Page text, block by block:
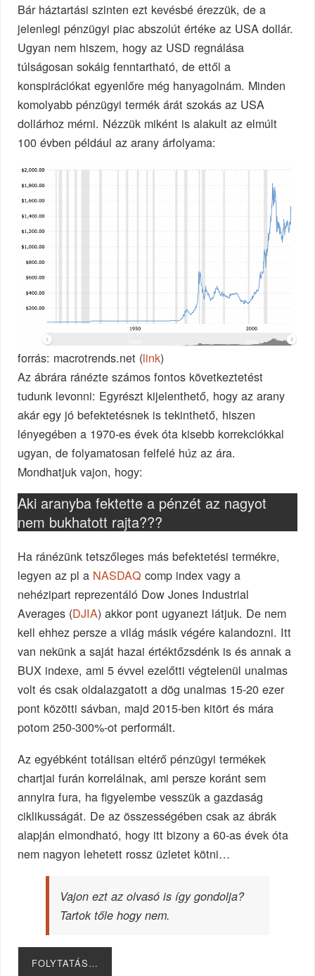
Bár háztartási szinten ezt kevésbé érezzük, de a
jelenlegi pénzügyi piac abszolút értéke az USA dollár.
Ugyan nem hiszem, hogy az USD regnálása
túlságosan sokáig fenntartható, de ettől a
konspirációkat egyenlőre még hanyagolnám. Minden
komolyabb pénzügyi termék árát szokás az USA
dollárhoz mérni. Nézzük miként is alakult az elmúlt
100 évben például az arany árfolyama:
forrás: macrotrends.net (link)
Az ábrára ránézte számos fontos következtetést
tudunk levonni: Egyrészt kijelenthető, hogy az arany
akár egy jó befektetésnek is tekinthető, hiszen
lényegében a 1970-es évek óta kisebb korrekciókkal
ugyan, de folyamatosan felfelé húz az ára.
Mondhatjuk vajon, hogy:
Aki aranyba fektette a pénzét az nagyot
nem bukhatott rajta???
Ha ránézünk tetszőleges más befektetési termékre,
legyen az pl a NASDAQ comp index vagy a
nehézipart reprezentáló Dow Jones Industrial
Averages (DJIA) akkor pont ugyanezt látjuk. De nem
kell ehhez persze a világ másik végére kalandozni. Itt
van nekünk a saját hazai értéktőzsdénk is és annak a
BUX indexe, ami 5 évvel ezelőtti végtelenül unalmas
volt és csak oldalazgatott a dög unalmas 15-20 ezer
pont közötti sávban, majd 2015-ben kitört és mára
potom 250-300%-ot performált.
Az egyébként totálisan eltérő pénzügyi termékek
chartjai furán korrelálnak, ami persze koránt sem
annyira fura, ha figyelembe vesszük a gazdaság
ciklikusságát. De az összességében csak az ábrák
alapján elmondható, hogy itt bizony a 60-as évek óta
nem nagyon lehetett rossz üzletet kötni…
Vajon ezt az olvasó is így gondolja?
Tartok tőle hogy nem.
FOLYTATÁS…